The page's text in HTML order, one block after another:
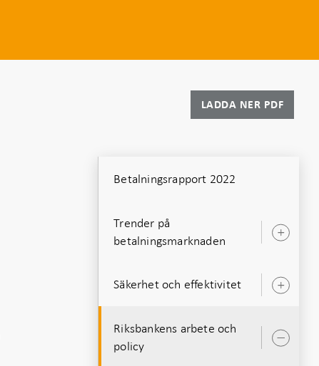
LADDA NER PDF
Betalningsrapport 2022
Trender på
betalningsmarknaden
Säkerhet och effektivitet
Riksbankens arbete och
policy